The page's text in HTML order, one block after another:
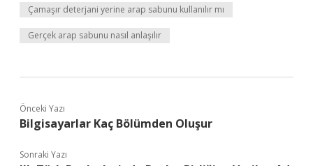
Çamaşır deterjani yerine arap sabunu kullanılır mı
Gerçek arap sabunu nasıl anlaşılır
Önceki Yazı
Bilgisayarlar Kaç Bölümden Oluşur
Sonraki Yazı